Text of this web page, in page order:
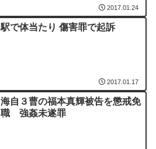
2017.01.24
駅で体当たり 傷害罪で起訴
2017.01.17
海自３曹の福本真輝被告を懲戒免
職 強姦未遂罪